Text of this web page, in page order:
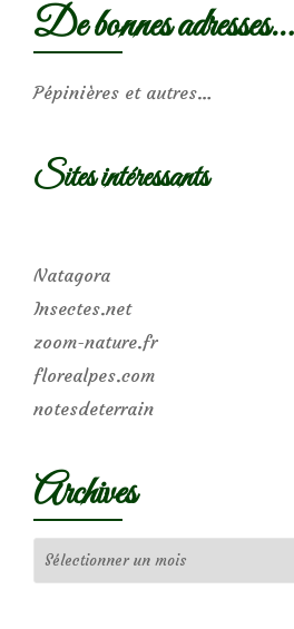
De bonnes adresses…
Pépinières et autres…
Sites intéressants
Natagora
Insectes.net
zoom-nature.fr
florealpes.com
notesdeterrain
Archives